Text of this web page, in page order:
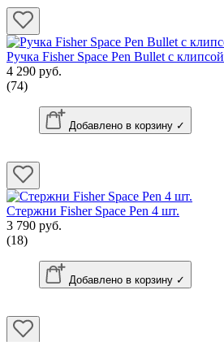
Ручка Fisher Space Pen Bullet с клипсой
4 290 руб.
(74)
Добавлено в корзину ✓
Стержни Fisher Space Pen 4 шт.
3 790 руб.
(18)
Добавлено в корзину ✓